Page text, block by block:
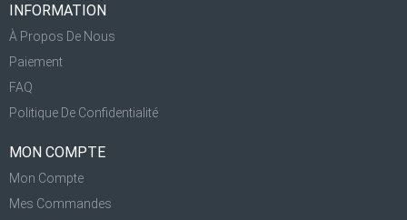
INFORMATION
À Propos De Nous
Paiement
FAQ
Politique De Confidentialité
MON COMPTE
Mon Compte
Mes Commandes